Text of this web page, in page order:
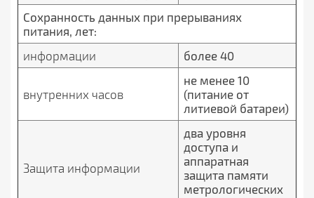
Сохранность данных при прерываниях
питания, лет:
информации
более 40
внутренних часов
не менее 10
(питание от
литиевой батареи)
Защита информации
два уровня
доступа и
аппаратная
защита памяти
метрологических